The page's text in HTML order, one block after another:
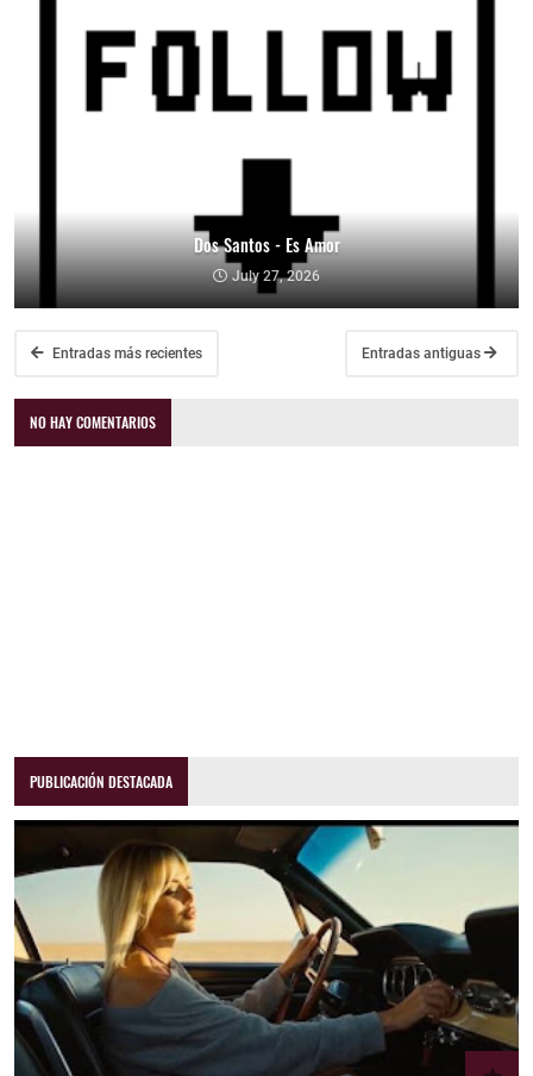
Dos Santos - Es Amor
July 27, 2026
Entradas más recientes Entradas antiguas
NO HAY COMENTARIOS
PUBLICACIÓN DESTACADA